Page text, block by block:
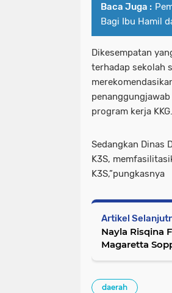
Baca Juga :
Bagi Ibu Hamil
Dikesempatan
terhadap sekolah
penanggungjawab
program kerja KKG.
Sedangkan Dinas
K3S,
K3S,”pungkasnya
Artikel
Nayla Risqina
Magaretta
daerah